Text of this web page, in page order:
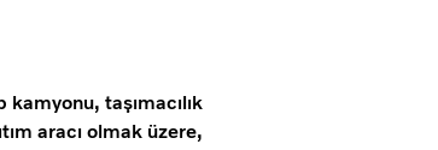
taşımacılık
aracı olmak üzere,